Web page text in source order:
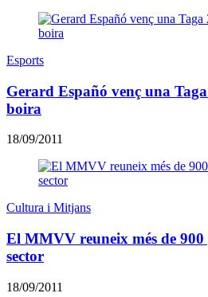
Esports
Gerard Españó venç una
boira
18/09/2011
Cultura i Mitjans
El MMVV reuneix més de 900
sector
18/09/2011